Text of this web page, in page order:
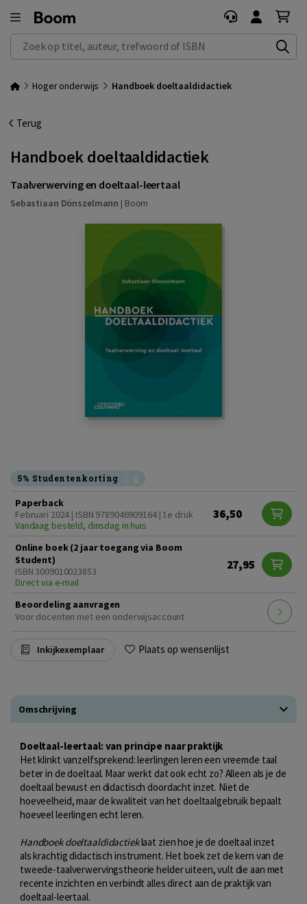
Zoek op titel, auteur, trefwoord of ISBN
Hoger onderwijs Handboek doeltaaldidactiek
Terug
Handboek doeltaaldidactiek
Taalverwerving en doeltaal-leertaal
Sebastiaan Dönszelmann | Boom
5% Studentenkorting
Paperback
Februari 2024 | ISBN 9789046909164 | 1e druk
Vandaag besteld, dinsdag in huis
36,50
Online boek (2 jaar toegang via Boom
Student)
ISBN 3009010023853
Direct via e-mail
27,95
Beoordeling aanvragen
Voor docenten met een onderwijsaccount
Inkijkexemplaar Plaats op wensenlijst
Omschrijving
Doeltaal-leertaal: van principe naar praktijk
Het klinkt vanzelfsprekend: leerlingen leren een vreemde taal
beter in de doeltaal. Maar werkt dat ook echt zo? Alleen als je de
doeltaal bewust en didactisch doordacht inzet. Niet de
hoeveelheid, maar de kwaliteit van het doeltaalgebruik bepaalt
hoeveel leerlingen echt leren.
Handboek doeltaaldidactieklaat zien hoe je de doeltaal inzet
als krachtig didactisch instrument. Het boek zet de kern van de
tweede-taalverwervingstheorie helder uiteen, vult die aan met
recente inzichten en verbindt alles direct aan de praktijk van
doeltaal-leertaal.